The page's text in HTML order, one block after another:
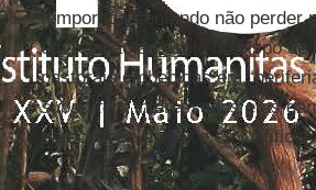
temporada, tentando não perder
em relação ao estilo do bispo de
pastorais embebidas em
supportersinteressados e as
parecem se apoiar e se justificar